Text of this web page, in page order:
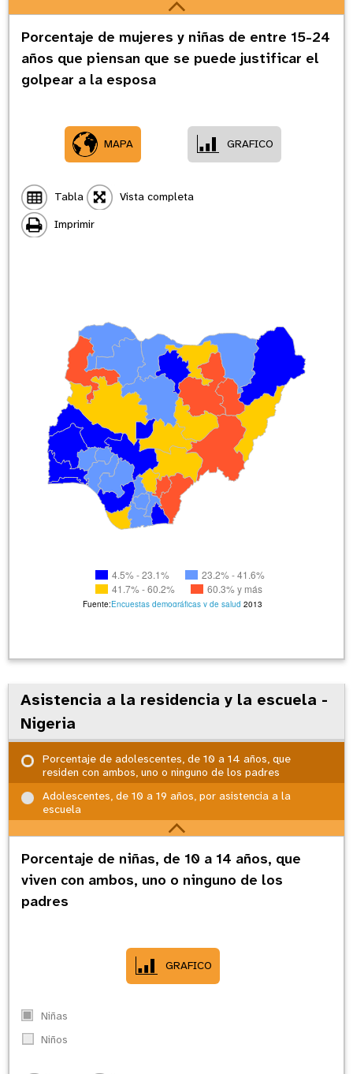
Porcentaje de mujeres y niñas de entre 15-24
años que piensan que se puede justificar el
golpear a la esposa
MAPA GRAFICO
Tabla
Vista completa
Imprimir
Fuente:Encuestas demográficas y de salud 2013
4.5% - 23.1%
23.2% - 41.6%
41.7% - 60.2%
60.3% y más
Asistencia a la residencia y la escuela -
Nigeria
Porcentaje de adolescentes, de 10 a 14 años, que
residen con ambos, uno o ninguno de los padres
Adolescentes, de 10 a 19 años, por asistencia a la
escuela
Porcentaje de niñas, de 10 a 14 años, que
viven con ambos, uno o ninguno de los
padres
GRAFICO
Niñas
Niños